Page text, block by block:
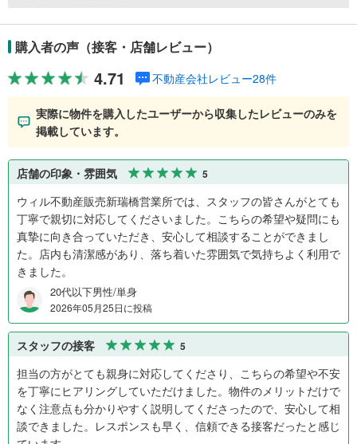
購入者の声（接客・店舗レビュー）
4.71 不動産会社レビュー28件
実際に物件を購入したユーザーから収集したレビューのみを
掲載しています。
店舗の印象・雰囲気 5
ウィル不動産販売新瑞橋営業所では、スタッフの皆さんがとても
丁寧で親切に対応してくださいました。こちらの希望や疑問にも
真摯に向き合っていただき、安心して相談することができまし
た。店内も清潔感があり、落ち着いた雰囲気で気持ちよく利用で
きました。
20代以下男性/単身
2026年05月25日に投稿
スタッフの接客 5
担当の方がとても親身に対応してくださり、こちらの希望や不安
を丁寧にヒアリングしていただけました。物件のメリットだけで
なく注意点も分かりやすく説明してくださったので、安心して相
談できました。レスポンスも早く、信頼できる接客だったと感じ